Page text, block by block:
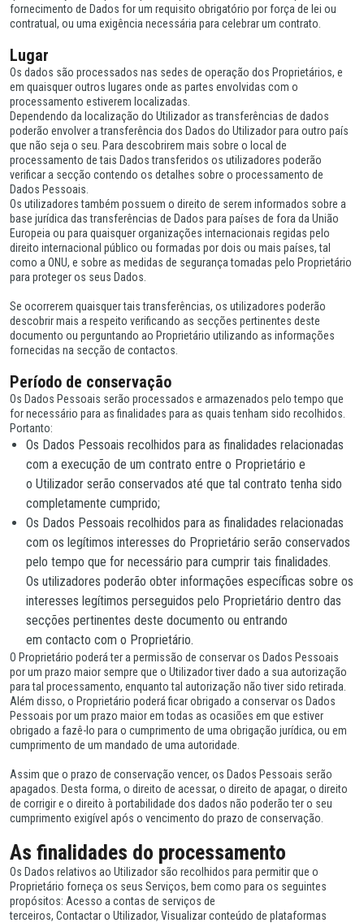
fornecimento de Dados for um requisito obrigatório por força de lei ou
contratual, ou uma exigência necessária para celebrar um contrato.
Lugar
Os dados são processados nas sedes de operação dos Proprietários, e
em quaisquer outros lugares onde as partes envolvidas com o
processamento estiverem localizadas.
Dependendo da localização do Utilizador as transferências de dados
poderão envolver a transferência dos Dados do Utilizador para outro país
que não seja o seu. Para descobrirem mais sobre o local de
processamento de tais Dados transferidos os utilizadores poderão
verificar a secção contendo os detalhes sobre o processamento de
Dados Pessoais.
Os utilizadores também possuem o direito de serem informados sobre a
base jurídica das transferências de Dados para países de fora da União
Europeia ou para quaisquer organizações internacionais regidas pelo
direito internacional público ou formadas por dois ou mais países, tal
como a ONU, e sobre as medidas de segurança tomadas pelo Proprietário
para proteger os seus Dados.
Se ocorrerem quaisquer tais transferências, os utilizadores poderão
descobrir mais a respeito verificando as secções pertinentes deste
documento ou perguntando ao Proprietário utilizando as informações
fornecidas na secção de contactos.
Período de conservação
Os Dados Pessoais serão processados e armazenados pelo tempo que
for necessário para as finalidades para as quais tenham sido recolhidos.
Portanto:
Os Dados Pessoais recolhidos para as finalidades relacionadas
com a execução de um contrato entre o Proprietário e
o Utilizador serão conservados até que tal contrato tenha sido
completamente cumprido;
Os Dados Pessoais recolhidos para as finalidades relacionadas
com os legítimos interesses do Proprietário serão conservados
pelo tempo que for necessário para cumprir tais finalidades.
Os utilizadores poderão obter informações específicas sobre os
interesses legítimos perseguidos pelo Proprietário dentro das
secções pertinentes deste documento ou entrando
em contacto com o Proprietário.
O Proprietário poderá ter a permissão de conservar os Dados Pessoais
por um prazo maior sempre que o Utilizador tiver dado a sua autorização
para tal processamento, enquanto tal autorização não tiver sido retirada.
Além disso, o Proprietário poderá ficar obrigado a conservar os Dados
Pessoais por um prazo maior em todas as ocasiões em que estiver
obrigado a fazê-lo para o cumprimento de uma obrigação jurídica, ou em
cumprimento de um mandado de uma autoridade.
Assim que o prazo de conservação vencer, os Dados Pessoais serão
apagados. Desta forma, o direito de acessar, o direito de apagar, o direito
de corrigir e o direito à portabilidade dos dados não poderão ter o seu
cumprimento exigível após o vencimento do prazo de conservação.
As finalidades do processamento
Os Dados relativos ao Utilizador são recolhidos para permitir que o
Proprietário forneça os seus Serviços, bem como para os seguintes
propósitos: Acesso a contas de serviços de
terceiros, Contactar o Utilizador, Visualizar conteúdo de plataformas